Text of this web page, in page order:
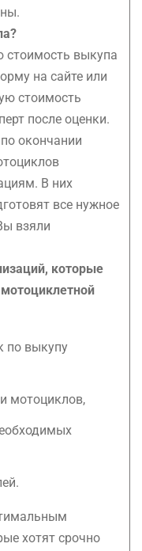
стоимость выкупа
на сайте или
стоимость
после оценки.
окончании
В них
все нужное
взяли
которые
по выкупу
мотоциклов,
хотят срочно